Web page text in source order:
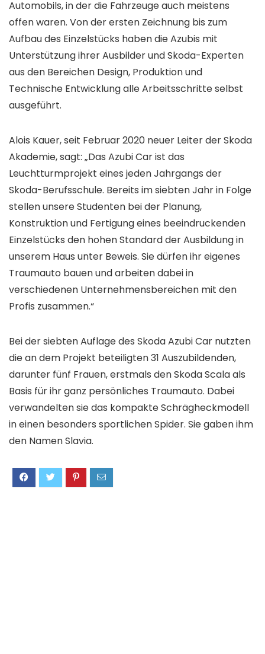
Automobils, in der die Fahrzeuge auch meistens
offen waren. Von der ersten Zeichnung bis zum
Aufbau des Einzelstücks haben die Azubis mit
Unterstützung ihrer Ausbilder und Skoda-Experten
aus den Bereichen Design, Produktion und
Technische Entwicklung alle Arbeitsschritte selbst
ausgeführt.
Alois Kauer, seit Februar 2020 neuer Leiter der Skoda
Akademie, sagt: „Das Azubi Car ist das
Leuchtturmprojekt eines jeden Jahrgangs der
Skoda-Berufsschule. Bereits im siebten Jahr in Folge
stellen unsere Studenten bei der Planung,
Konstruktion und Fertigung eines beeindruckenden
Einzelstücks den hohen Standard der Ausbildung in
unserem Haus unter Beweis. Sie dürfen ihr eigenes
Traumauto bauen und arbeiten dabei in
verschiedenen Unternehmensbereichen mit den
Profis zusammen.“
Bei der siebten Auflage des Skoda Azubi Car nutzten
die an dem Projekt beteiligten 31 Auszubildenden,
darunter fünf Frauen, erstmals den Skoda Scala als
Basis für ihr ganz persönliches Traumauto. Dabei
verwandelten sie das kompakte Schrägheckmodell
in einen besonders sportlichen Spider. Sie gaben ihm
den Namen Slavia.